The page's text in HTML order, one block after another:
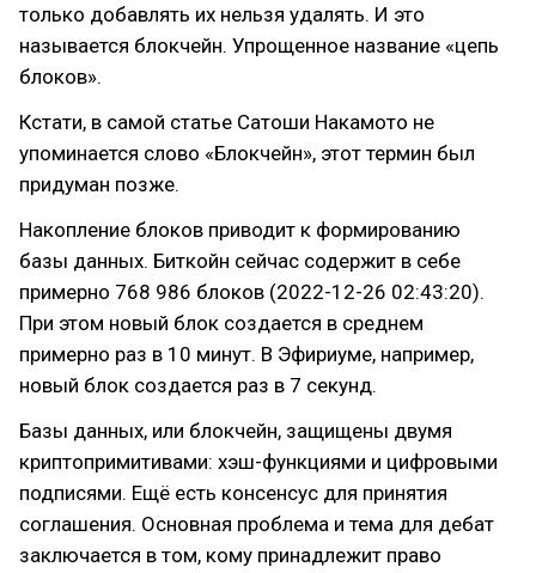
только добавлять их нельзя удалять. И это
называется блокчейн. Упрощенное название «цепь
блоков».
Кстати, в самой статье Сатоши Накамото не
упоминается слово «Блокчейн», этот термин был
придуман позже.
Накопление блоков приводит к формированию
базы данных. Биткойн сейчас содержит в себе
примерно 768 986 блоков (2022-12-26 02:43:20).
При этом новый блок создается в среднем
примерно раз в 10 минут. В Эфириуме, например,
новый блок создается раз в 7 секунд.
Базы данных, или блокчейн, защищены двумя
криптопримитивами: хэш-функциями и цифровыми
подписями. Ещё есть консенсус для принятия
соглашения. Основная проблема и тема для дебат
заключается в том, кому принадлежит право